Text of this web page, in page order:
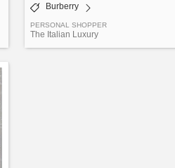
Burberry
PERSONAL SHOPPER
The Italian Luxury